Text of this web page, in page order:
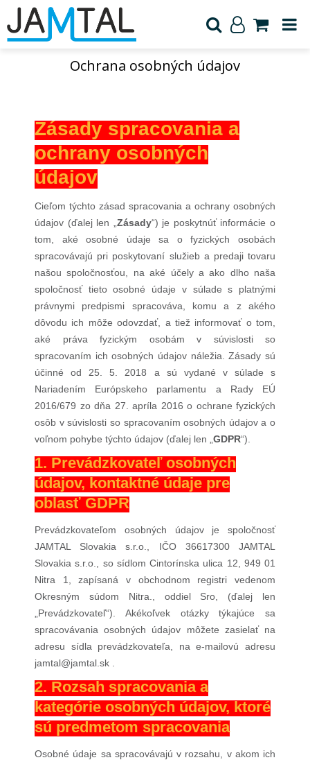
Ochrana osobných údajov
Zásady spracovania a
ochrany osobných
údajov
Cieľom týchto zásad spracovania a ochrany osobných
údajov (ďalej len „ Zásady“) je poskytnúť informácie o
tom, aké osobné údaje sa o fyzických osobách
spracovávajú pri poskytovaní služieb a predaji tovaru
našou spoločnosťou, na aké účely a ako dlho naša
spoločnosť tieto osobné údaje v súlade s platnými
právnymi predpismi spracováva, komu a z akého
dôvodu ich môže odovzdať, a tiež informovať o tom,
aké práva fyzickým osobám v súvislosti so
spracovaním ich osobných údajov náležia. Zásady sú
účinné od 25. 5. 2018 a sú vydané v súlade s
Nariadením Európskeho parlamentu a Rady EÚ
2016/679 zo dňa 27. apríla 2016 o ochrane fyzických
osôb v súvislosti so spracovaním osobných údajov a o
voľnom pohybe týchto údajov (ďalej len „ GDPR“).
1. Prevádzkovateľ osobných
údajov, kontaktné údaje pre
oblasť GDPR
Prevádzkovateľom osobných údajov je spoločnosť
JAMTAL Slovakia s.r.o., IČO 36617300 JAMTAL
Slovakia s.r.o., so sídlom Cintorínska ulica 12, 949 01
Nitra 1, zapísaná v obchodnom registri vedenom
Okresným súdom Nitra., oddiel Sro, (ďalej len
„Prevádzkovateľ“). Akékoľvek otázky týkajúce sa
spracovávania osobných údajov môžete zasielať na
adresu sídla prevádzkovateľa, na e-mailovú adresu
jamtal@jamtal.sk .
2. Rozsah spracovania a
kategórie osobných údajov, ktoré
sú predmetom spracovania
Osobné údaje sa spracovávajú v rozsahu, v akom ich